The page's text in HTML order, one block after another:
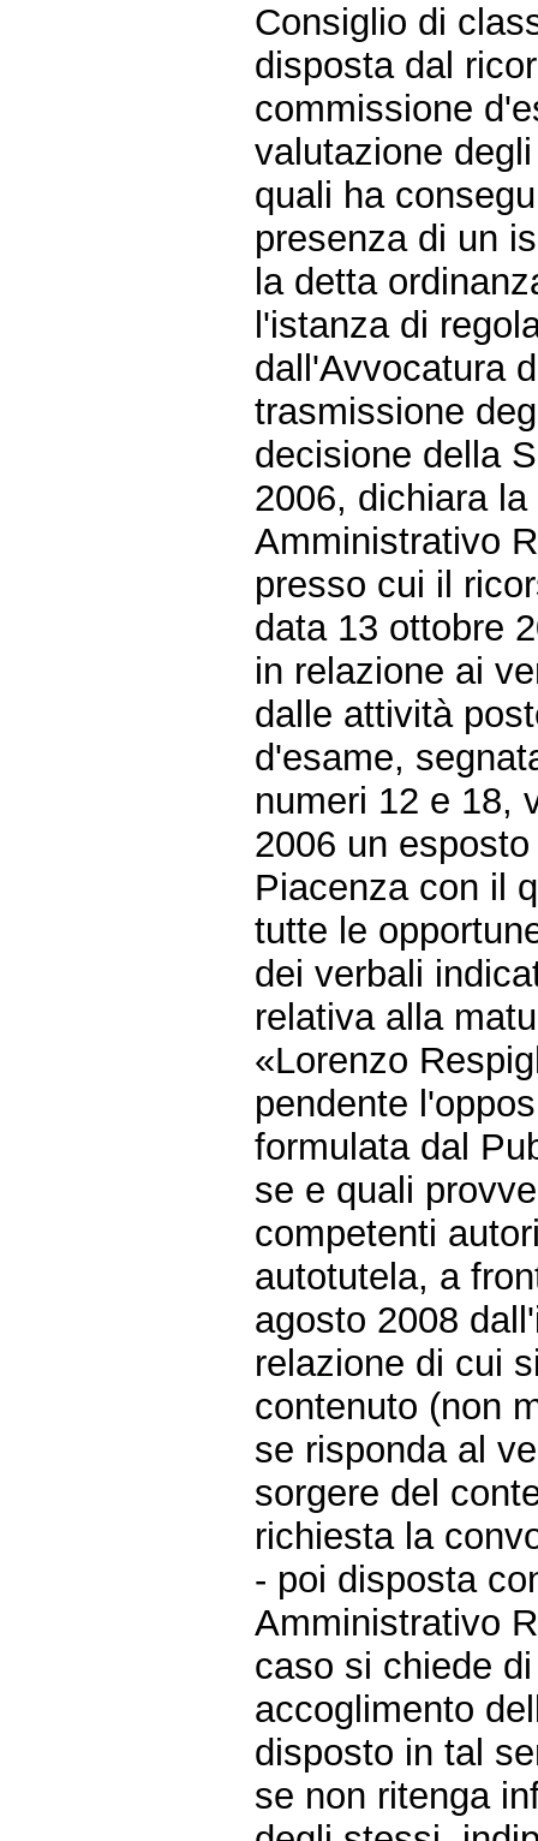
Consiglio di
disposta dal
commissione
valutazione
quali ha
presenza di un
la detta
l'istanza di
dall'Avvocatura
trasmissione
decisione della
2006, dichiara
Amministrativo
presso cui il
data 13 ottobre
in relazione ai
dalle attività
d'esame,
numeri 12 e 18,
2006 un
Piacenza con il
tutte le
dei verbali
relativa alla
«Lorenzo
pendente
formulata dal
se e quali
competenti
autotutela, a
agosto 2008
relazione di cui
contenuto (non
se risponda al
sorgere del
richiesta la
- poi disposta
Amministrativo
caso si chiede
accoglimento
disposto in tal
se non ritenga